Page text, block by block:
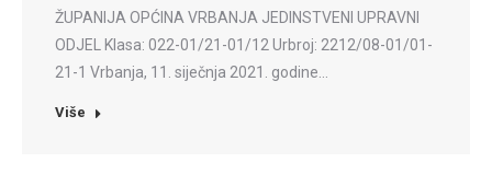
ŽUPANIJA OPĆINA VRBANJA JEDINSTVENI UPRAVNI
ODJEL Klasa: 022-01/21-01/12 Urbroj: 2212/08-01/01-
21-1 Vrbanja, 11. siječnja 2021. godine…
Više